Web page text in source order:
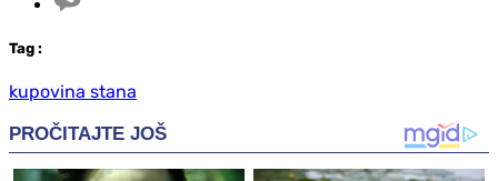
Tag :
kupovina stana